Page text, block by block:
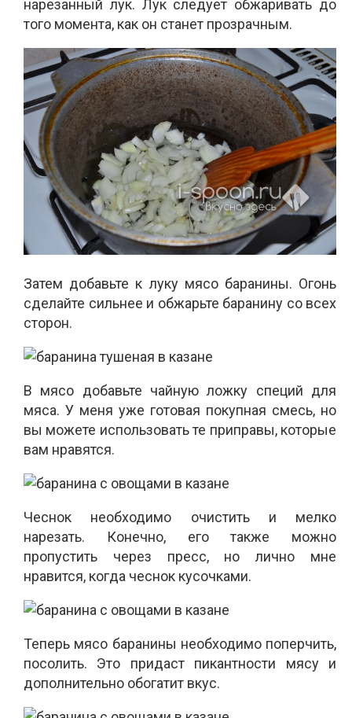
нарезанный лук. Лук следует обжаривать до
того момента, как он станет прозрачным.
Затем добавьте к луку мясо баранины. Огонь
сделайте сильнее и обжарьте баранину со всех
сторон.
В мясо добавьте чайную ложку специй для
мяса. У меня уже готовая покупная смесь, но
вы можете использовать те приправы, которые
вам нравятся.
Чеснок необходимо очистить и мелко
нарезать. Конечно, его также можно
пропустить через пресс, но лично мне
нравится, когда чеснок кусочками.
Теперь мясо баранины необходимо поперчить,
посолить. Это придаст пикантности мясу и
дополнительно обогатит вкус.